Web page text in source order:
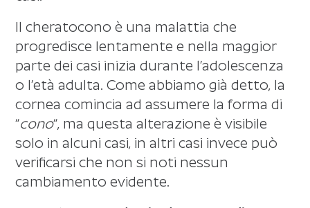
Il cheratocono è una malattia che
progredisce lentamente e nella maggior
parte dei casi inizia durante l’adolescenza
o l’età adulta. Come abbiamo già detto, la
cornea comincia ad assumere la forma di
“cono“, ma questa alterazione è visibile
solo in alcuni casi, in altri casi invece può
verificarsi che non si noti nessun
cambiamento evidente.